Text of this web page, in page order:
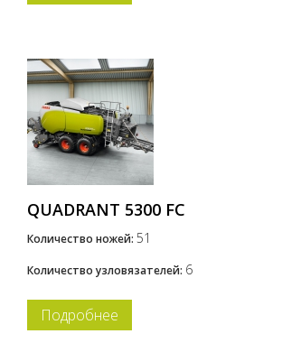
QUADRANT 5300 FC
Количество ножей: 51
Количество узловязателей: 6
Подробнее